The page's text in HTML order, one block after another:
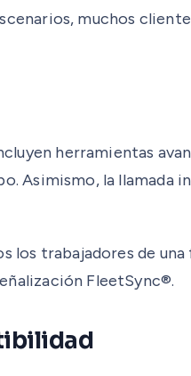
muchos
herramientas
Asimismo, la
los trabajadores de
FleetSync®.